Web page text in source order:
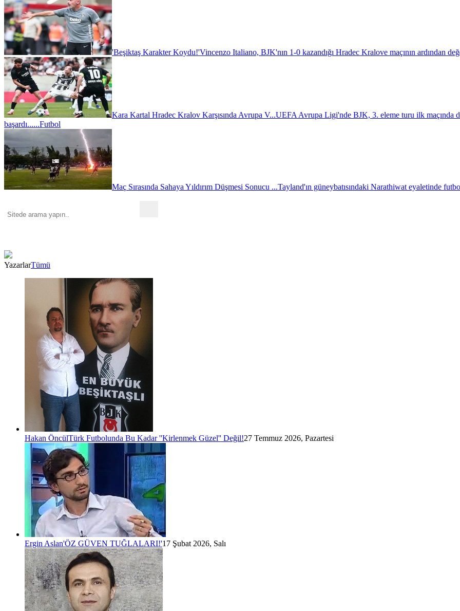
'Beşiktaş Karakter Koydu!'Vincenzo Italiano, BJK'nın 1-0 kazandığı Hradec Kralove maçının ardından
Kara Kartal Hradec Kralov Karşısında Avrupa V...UEFA Avrupa Ligi'nde BJK, 3. eleme turu ilk maçında
başardı......Futbol
Maç Sırasında Sahaya Yıldırım Düşmesi Sonucu ...Tayland'ın güneybatısındaki Narathiwat eyaletinde
YazarlarTümü
Hakan ÖncülTürk Futbolunda Bu Kadar ''Kirlenmek Güzel'' Değil!27 Temmuz 2026, Pazartesi
Ergin Aslan'ÖZ GÜVEN TUĞLALARI!'17 Şubat 2026, Salı